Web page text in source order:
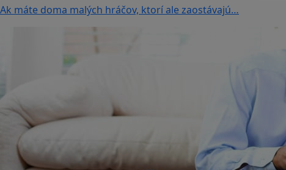
Ak máte doma malých hráčov, ktorí ale zaostávajú…